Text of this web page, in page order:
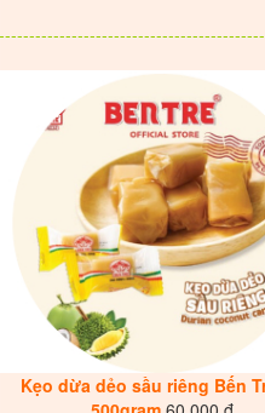
Kẹo dừa dẻo sầu riêng Bến